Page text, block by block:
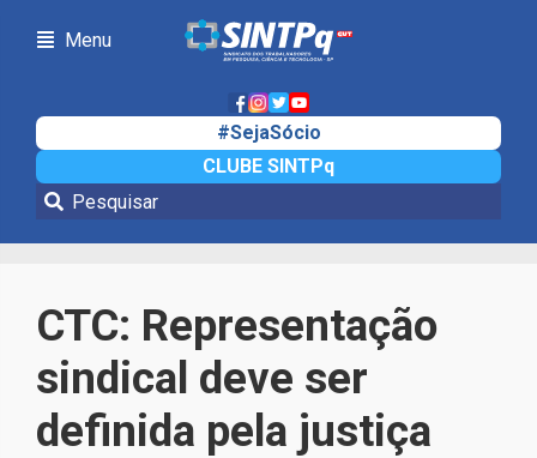
Menu
#SejaSócio
CLUBE SINTPq
Notícias
CTC: Representação
sindical deve ser
definida pela justiça